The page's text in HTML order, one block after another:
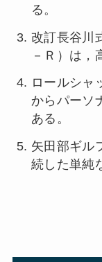
る。
改訂長谷川
－Ｒ）は，
ロールシャ
からパーソ
ある。
矢田部ギル
続した単純